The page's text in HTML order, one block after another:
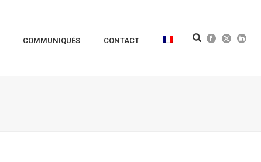
COMMUNIQUÉS CONTACT